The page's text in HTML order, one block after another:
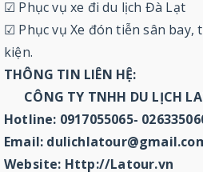
☑ Phục vụ xe đi du lịch Đà Lạt
☑ Phục vụ Xe đón tiễn sân bay,
kiện.
THÔNG TIN LIÊN HỆ:
CÔNG TY TNHH DU LỊCH
Hotline: 0917055065-
Email:
​Website: Http://Latour.vn